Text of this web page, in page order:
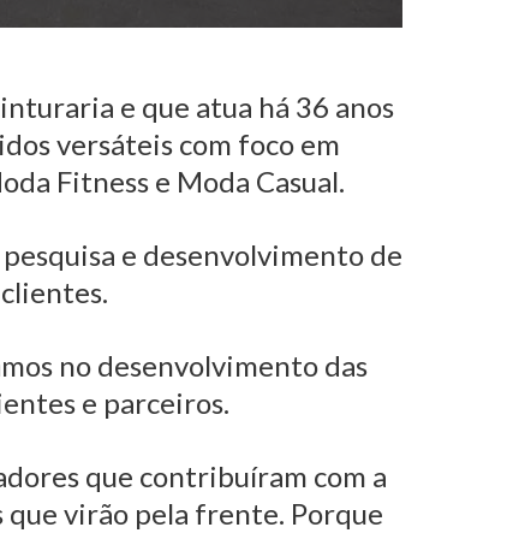
e que atua há 36 anos
versáteis com foco em
Fitness e Moda Casual.
e desenvolvimento de
no desenvolvimento das
e parceiros.
que contribuíram com a
que virão pela frente. Porque